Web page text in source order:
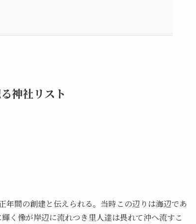
神社リスト
間の創建と伝えられる。当時この辺りは海辺であ
く像が岸辺に流れつき里人達は畏れて沖へ流すこ